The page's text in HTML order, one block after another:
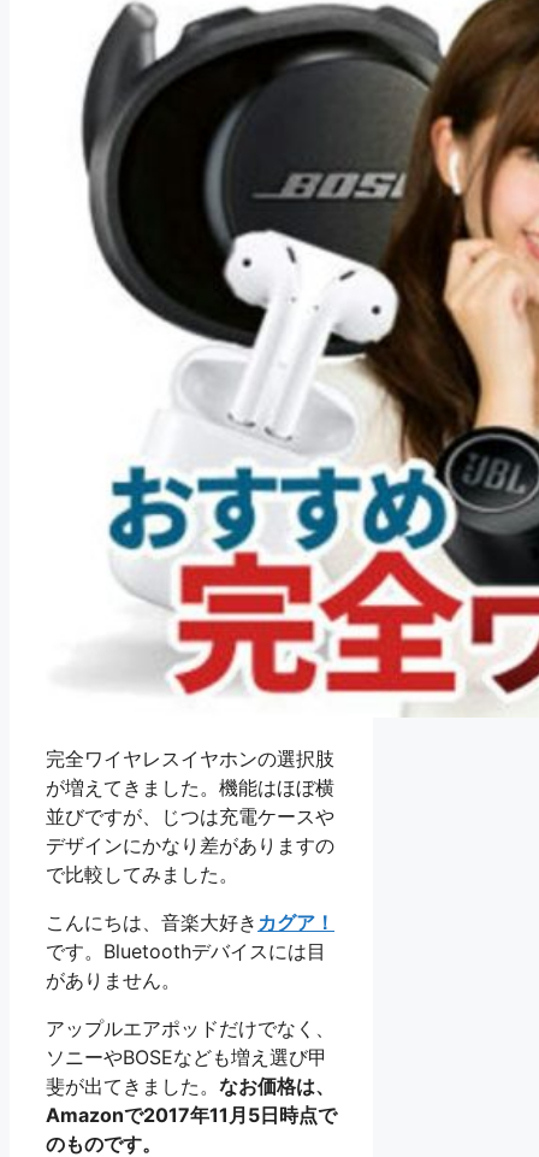
完全ワイヤレスイヤホンの選択肢
が増えてきました。機能はほぼ横
並びですが、じつは充電ケースや
デザインにかなり差がありますの
で比較してみました。
こんにちは、音楽大好き カグア！
です。Bluetoothデバイスには目
がありません。
アップルエアポッドだけでなく、
ソニーやBOSEなども増え選び甲
斐が出てきました。 なお価格は、
Amazonで2017年11月5日時点で
のものです。